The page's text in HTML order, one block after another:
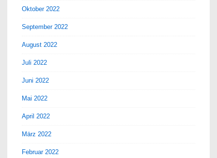
Oktober 2022
September 2022
August 2022
Juli 2022
Juni 2022
Mai 2022
April 2022
März 2022
Februar 2022